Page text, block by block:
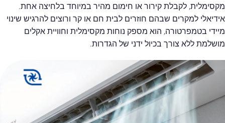
מקסימלית, לקבלת קירור או חימום מהיר במיוחד בלחיצה אחת.
אידיאלי למקרים שבהם חוזרים לבית חם או קר ורוצים להרגיש שינוי
מיידי בטמפרטורה, הוא מספק נוחות מקסימלית וחוויית אקלים
מושלמת ללא צורך בכיול ידני של הגדרות.